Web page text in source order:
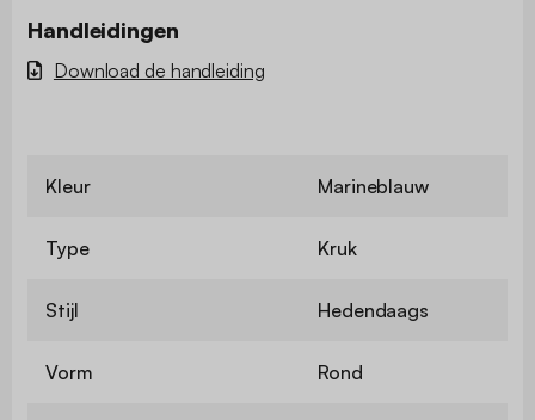
Handleidingen
Download de handleiding
Kleur Marineblauw
Type Kruk
Stijl Hedendaags
Vorm Rond